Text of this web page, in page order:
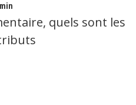
quels sont les